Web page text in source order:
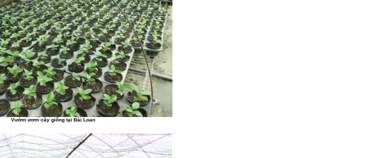
Vườm ươm cây giống tại Đài Loan